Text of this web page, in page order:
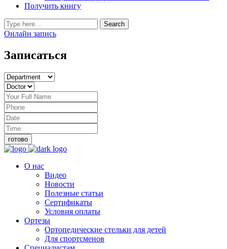
Получить книгу
Онлайн запись
Записаться
О нас
Видео
Новости
Полезные статьи
Сертификаты
Условия оплаты
Ортезы
Ортопедические стельки для детей
Для спортсменов